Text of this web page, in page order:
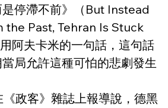
停滯不前》（But Instead
the Past, Tehran Is Stuck
阿夫卡米的一句話，這句話
局允許這種可怕的悲劇發生
政客》雜誌上報導說，德黑